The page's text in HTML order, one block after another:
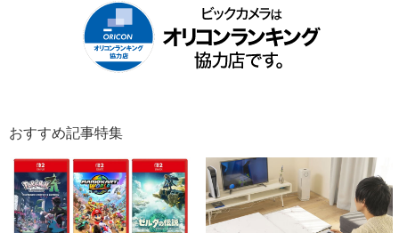
おすすめ記事特集